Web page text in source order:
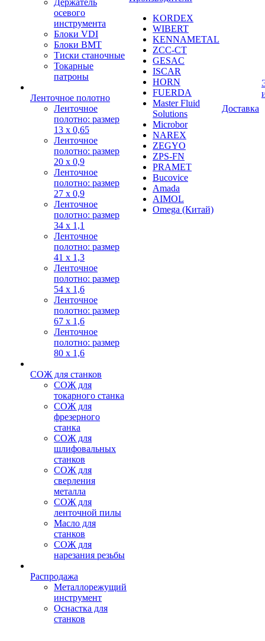
Держатель
осевого
инструмента
Блоки VDI
Блоки BMT
Тиски станочные
Токарные
патроны
Ленточное полотно
Ленточное
полотно: размер
13 х 0,65
Ленточное
полотно: размер
20 х 0,9
Ленточное
полотно: размер
27 х 0,9
Ленточное
полотно: размер
34 х 1,1
Ленточное
полотно: размер
41 х 1,3
Ленточное
полотно: размер
54 х 1,6
Ленточное
полотно: размер
67 х 1,6
Ленточное
полотно: размер
80 х 1,6
СОЖ для станков
СОЖ для
токарного станка
СОЖ для
фрезерного
станка
СОЖ для
шлифовальных
станков
СОЖ для
сверления
металла
СОЖ для
ленточной пилы
Масло для
станков
СОЖ для
нарезания резьбы
Распродажа
Металлорежущий
инструмент
Оснастка для
станков
KORDEX
WIBERT
KENNAMETAL
ZCC-CT
GESAC
ISCAR
HORN
FUERDA
Master Fluid
Solutions
Microbor
NAREX
ZEGYO
ZPS-FN
PRAMET
Bucovice
Amada
AIMOL
Omega (Китай)
Доставка